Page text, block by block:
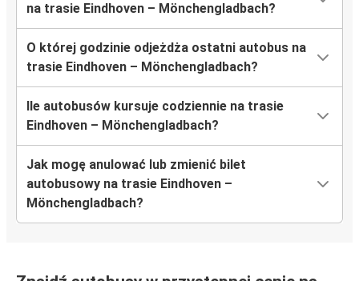
na trasie Eindhoven – Mönchengladbach?
O której godzinie odjeżdża ostatni autobus na
trasie Eindhoven – Mönchengladbach?
Ile autobusów kursuje codziennie na trasie
Eindhoven – Mönchengladbach?
Jak mogę anulować lub zmienić bilet
autobusowy na trasie Eindhoven –
Mönchengladbach?